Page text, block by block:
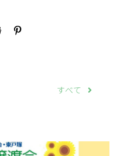
すべて